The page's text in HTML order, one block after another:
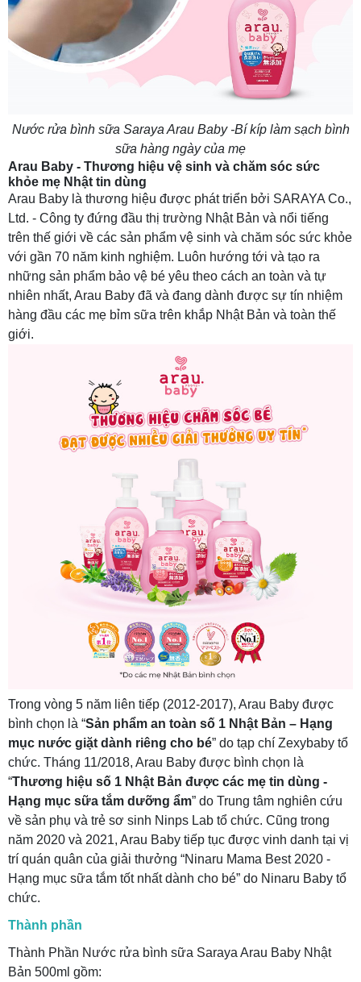
Nước rửa bình sữa Saraya Arau Baby -Bí kíp làm sạch bình
sữa hàng ngày của mẹ
Arau Baby - Thương hiệu vệ sinh và chăm sóc sức
khỏe mẹ Nhật tin dùng
Arau Baby là thương hiệu được phát triển bởi SARAYA Co.,
Ltd. - Công ty đứng đầu thị trường Nhật Bản và nổi tiếng
trên thế giới về các sản phẩm vệ sinh và chăm sóc sức khỏe
với gần 70 năm kinh nghiệm. Luôn hướng tới và tạo ra
những sản phẩm bảo vệ bé yêu theo cách an toàn và tự
nhiên nhất, Arau Baby đã và đang dành được sự tín nhiệm
hàng đầu các mẹ bỉm sữa trên khắp Nhật Bản và toàn thế
giới.
Trong vòng 5 năm liên tiếp (2012-2017), Arau Baby được
bình chọn là “Sản phẩm an toàn số 1 Nhật Bản – Hạng
mục nước giặt dành riêng cho bé” do tạp chí Zexybaby tổ
chức. Tháng 11/2018, Arau Baby được bình chọn là
“Thương hiệu số 1 Nhật Bản được các mẹ tin dùng -
Hạng mục sữa tắm dưỡng ẩm” do Trung tâm nghiên cứu
về sản phụ và trẻ sơ sinh Ninps Lab tổ chức. Cũng trong
năm 2020 và 2021, Arau Baby tiếp tục được vinh danh tại vị
trí quán quân của giải thưởng “Ninaru Mama Best 2020 -
Hạng mục sữa tắm tốt nhất dành cho bé” do Ninaru Baby tổ
chức.
Thành phần
Thành Phần Nước rửa bình sữa Saraya Arau Baby Nhật
Bản 500ml gồm: